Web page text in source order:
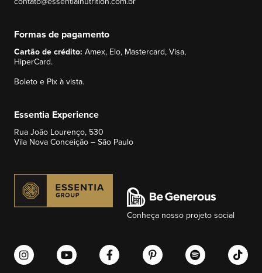
Formas de pagamento
Cartão de crédito: Amex, Elo, Mastercard, Visa,
HiperCard.
Boleto e Pix à vista.
Essentia Experience
Rua João Lourenço, 530
Vila Nova Conceição – São Paulo
Conheça nosso projeto social